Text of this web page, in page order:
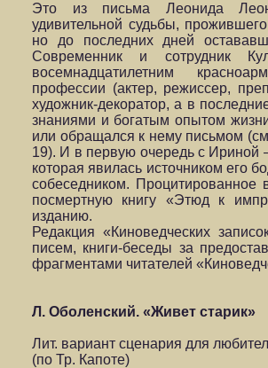
Это из письма Леонида
удивительной судьбы,
но до последних дней
Современник и сотрудник
восемнадцатилетним
профессии (актер, режиссер,
художник-декоратор, а в
знаниями и богатым опытом
или обращался к нему письмом
19). И в первую очередь с Ириной
которая явилась источником его
собеседником.
посмертную книгу «Этюд к
изданию.
Редакция «Киноведческих
писем, книги-беседы за
фрагментами читателей
Л. Оболенский. «Живет старик»
Лит. вариант сценария для
(по Тр. Капоте)